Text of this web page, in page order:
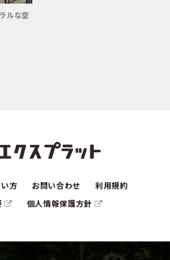
ルな空
方 お問い合わせ
利用規約
個人情報保護方針